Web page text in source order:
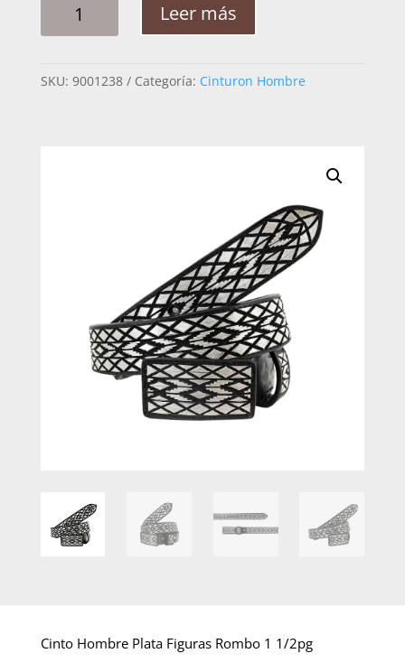
HOMBRE
ROMBO
Leer más
SKU: 9001238 Categoría: Cinturon Hombre
Cinto Hombre Plata Figuras Rombo 1 1/2pg